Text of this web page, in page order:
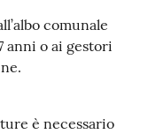
comunale
o ai gestori
è necessario